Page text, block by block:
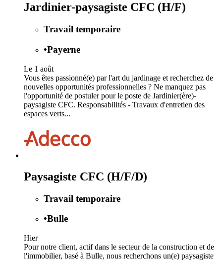
Jardinier-paysagiste CFC (H/F)
Travail temporaire
•Payerne
Le 1 août
Vous êtes passionné(e) par l'art du jardinage et recherchez de
nouvelles opportunités professionnelles ? Ne manquez pas
l'opportunité de postuler pour le poste de Jardinier(ère)-
paysagiste CFC. Responsabilités - Travaux d'entretien des
espaces verts...
Paysagiste CFC (H/F/D)
Travail temporaire
•Bulle
Hier
Pour notre client, actif dans le secteur de la construction et de
l'immobilier, basé à Bulle, nous recherchons un(e) paysagiste